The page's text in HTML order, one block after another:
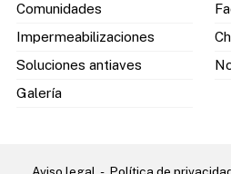
Comunidades
Impermeabilizaciones
Soluciones antiaves
Galería